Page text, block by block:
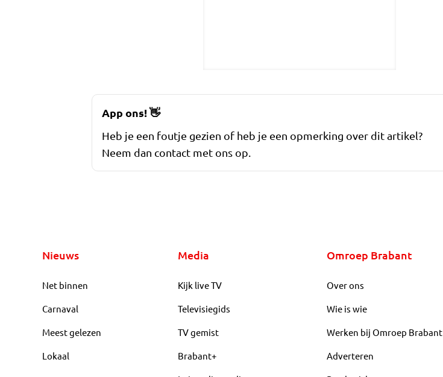
App ons!👋
Heb je een foutje gezien of heb je een opmerking over dit artikel?
Neem dan contact met ons op.
Nieuws
Net binnen
Carnaval
Meest gelezen
Lokaal
Media
Kijk live TV
Televisiegids
TV gemist
Brabant+
Omroep Brabant
Over ons
Wie is wie
Werken bij Omroep Brabant
Adverteren